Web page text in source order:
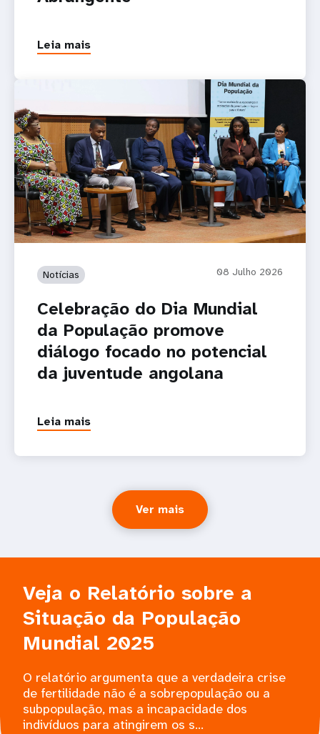
Leia mais
Notícias 08 Julho 2026
Celebração do Dia Mundial
da População promove
diálogo focado no potencial
da juventude angolana
Leia mais
Ver mais
Veja o Relatório sobre a
Situação da População
Mundial 2025
O relatório argumenta que a verdadeira crise
de fertilidade não é a sobrepopulação ou a
subpopulação, mas a incapacidade dos
indivíduos para atingirem os s...